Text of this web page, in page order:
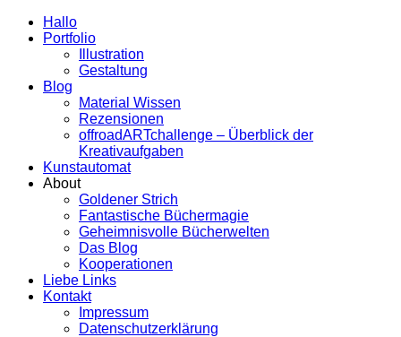
Hallo
Portfolio
Illustration
Gestaltung
Blog
Material Wissen
Rezensionen
offroadARTchallenge – Überblick der
Kreativaufgaben
Kunstautomat
About
Goldener Strich
Fantastische Büchermagie
Geheimnisvolle Bücherwelten
Das Blog
Kooperationen
Liebe Links
Kontakt
Impressum
Datenschutzerklärung